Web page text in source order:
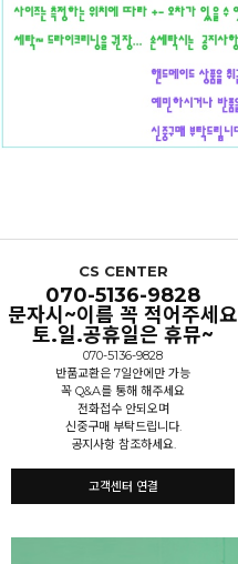
CS CENTER
070-5136-9828
문자시~이름 꼭 적어주세요
토.일.공휴일은 휴뮤~
070-5136-9828
반품교환은 7일안에만 가능
꼭 Q&A를 통해 해주세요
전화접수 안되오며
신중구매 부탁드립니다.
공지사항 참조하세요.
고객센터 연결